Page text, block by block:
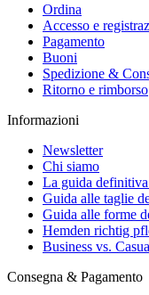
Ordina
Accesso e
Pagamento
Buoni
Spedizione &
Ritorno e rimborso
Informazioni
Newsletter
Chi siamo
La guida
Guida alle taglie
Guida alle forme
Hemden richtig
Business vs.
Consegna & Pagamento